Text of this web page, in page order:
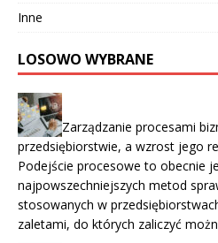
Inne
LOSOWO WYBRANE
Zarządzanie procesami
przedsiębiorstwie, a wzrost jego
Podejście procesowe to obecnie
najpowszechniejszych metod
stosowanych w
zaletami, do których zaliczyć